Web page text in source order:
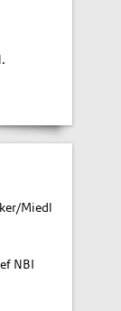
Miedl
NBI